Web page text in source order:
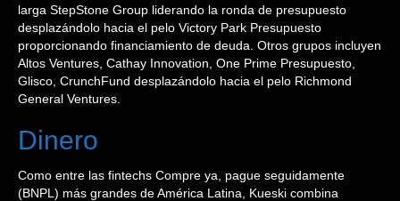
larga StepStone Group liderando la ronda de presupuesto
desplazándolo hacia el pelo Victory Park Presupuesto
proporcionando financiamiento de deuda. Otros grupos incluyen
Altos Ventures, Cathay Innovation, One Prime Presupuesto,
Glisco, CrunchFund desplazándolo hacia el pelo Richmond
General Ventures.
Dinero
Como entre las fintechs Compre ya, pague seguidamente
(BNPL) más grandes de América Latina, Kueski combina